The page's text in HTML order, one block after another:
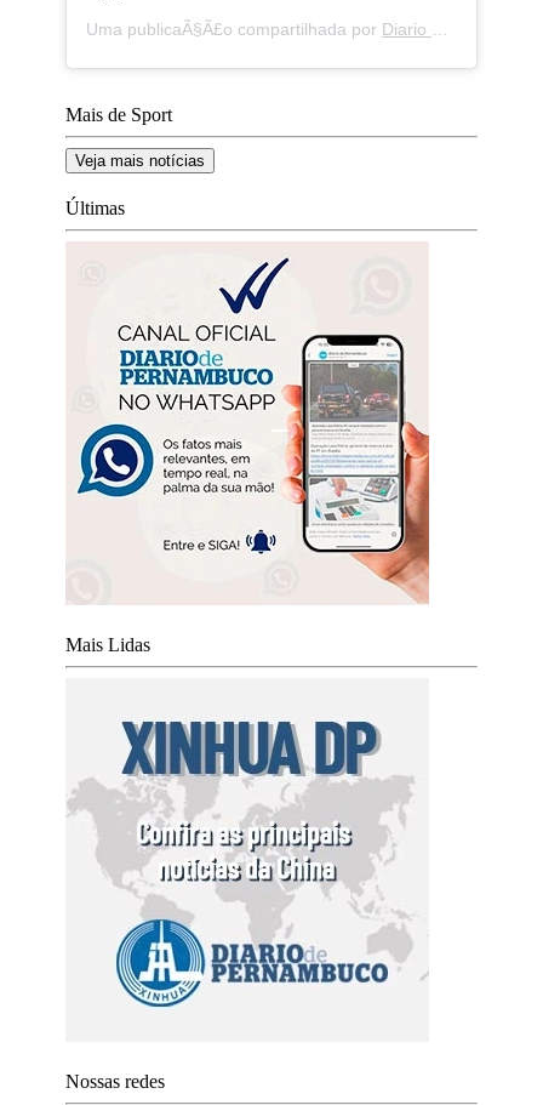
Uma publicaÃ§Ã£o compartilhada por Diario de Pernambuco
Mais de Sport
Veja mais notícias
Últimas
Mais Lidas
Nossas redes